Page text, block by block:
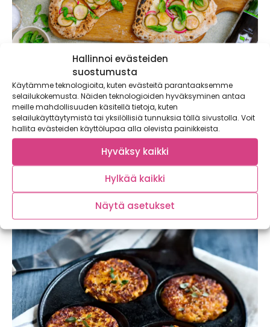
Hallinnoi evästeiden
suostumusta
Käytämme teknologioita, kuten evästeitä parantaaksemme
selailukokemusta. Näiden teknologioiden hyväksyminen antaa
meille mahdollisuuden käsitellä tietoja, kuten
selailukäyttäytymistä tai yksilöllisiä tunnuksia tällä sivustolla. Voit
hallita evästeiden käyttölupaa alla olevista painikkeista.
Hyväksy kaikki
Hylkää kaikki
Näytä asetukset
Nyt on kurkun juhlavuosi – valmista
kurkkuhillo, kurkkunuudelit, kurkkupinsa tai
kurkkuveneet
Kaupallinen yhteistyö Puhtaasti Kotimainen Kotimainen
kurkku on yksi suomalaisten useimmin ostoskoriinsa
valitsema...